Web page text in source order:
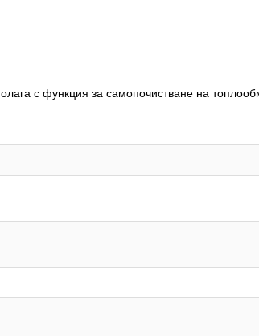
с функция за самопочистване на